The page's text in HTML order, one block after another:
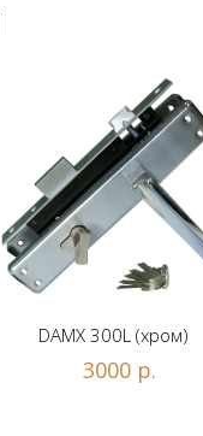
DAMX 300L (хром)
3000 р.